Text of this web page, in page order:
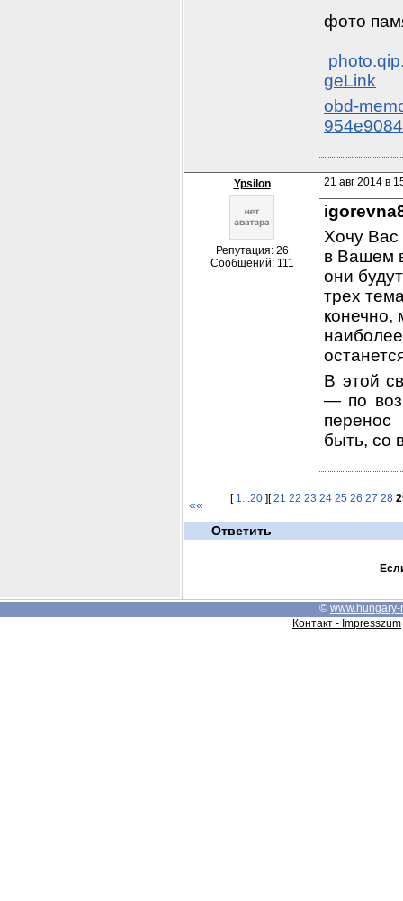
фото
geLink
obd-
Ypsilon
Репутация: 26
Сообщений: 111
21 авг 2014 в
Хочу Вас
в Вашем
они
трех
конечно,
В этой
— по
перенос
быть, со
«« [ 1...20][21 22 23 24 25 26 27 28
Ответить
© www.hungary-
Контакт - Impresszum